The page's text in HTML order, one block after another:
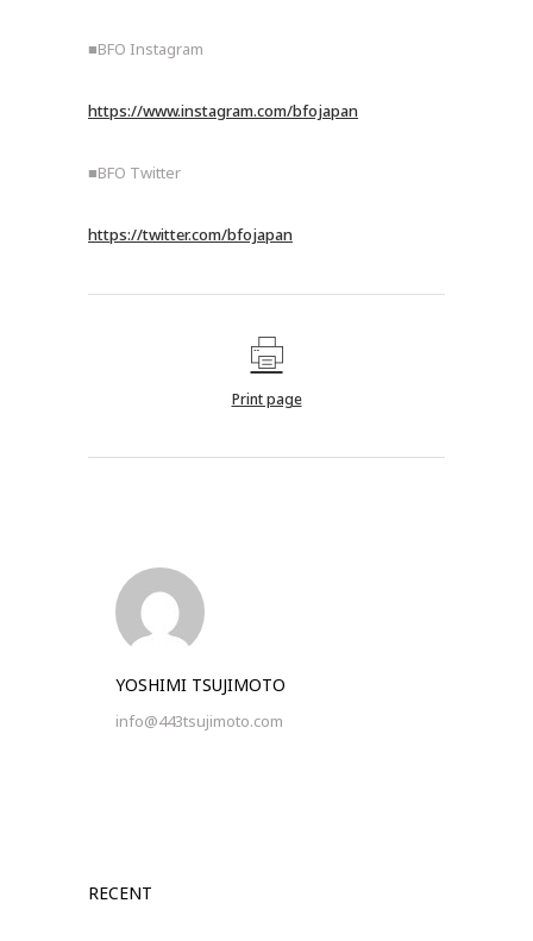
■BFO Instagram
https://www.instagram.com/bfojapan
■BFO Twitter
https://twitter.com/bfojapan
Print page
YOSHIMI TSUJIMOTO
info@443tsujimoto.com
RECENT